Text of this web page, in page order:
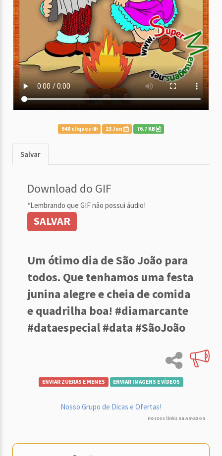
940 cliques 23 Jun 76.7 KB
Salvar
Download do GIF
*Lembrando que GIF não possui áudio!
SALVAR
Um ótimo dia de São João para
todos. Que tenhamos uma festa
junina alegre e cheia de comida
e quadrilha boa! #diamarcante
#dataespecial #data #SãoJoão
ENVIAR ZUERAS E MEMES ENVIAR IMAGENS E VÍDEOS
Nosso Grupo de Dicas e Ofertas!
nossos links na Amazon